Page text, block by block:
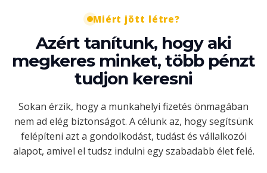
Miért jött létre?
Azért tanítunk, hogy aki
megkeres minket, több pénzt
tudjon keresni
Sokan érzik, hogy a munkahelyi fizetés önmagában
nem ad elég biztonságot. A célunk az, hogy segítsünk
felépíteni azt a gondolkodást, tudást és vállalkozói
alapot, amivel el tudsz indulni egy szabadabb élet felé.